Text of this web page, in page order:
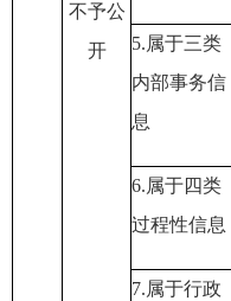
不予公
开
5.属于三类
内部事务信
息
6.属于四类
过程性信息
7.属于行政